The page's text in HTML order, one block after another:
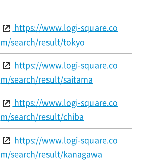
https://www.logi-square.co
m/search/result/tokyo
https://www.logi-square.co
m/search/result/saitama
https://www.logi-square.co
m/search/result/chiba
https://www.logi-square.co
m/search/result/kanagawa